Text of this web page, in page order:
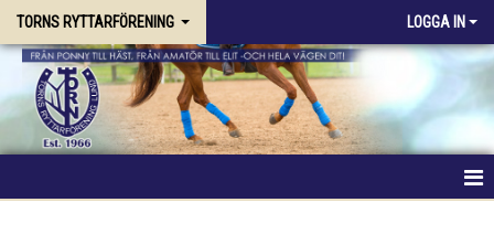
TORNS RYTTARFÖRENING LOGGA IN